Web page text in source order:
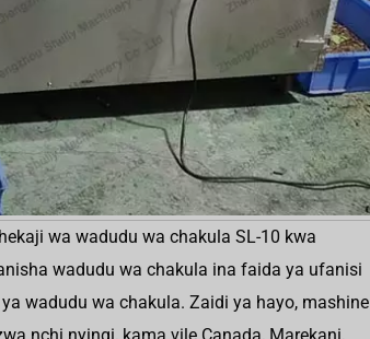
wa wadudu wa chakula SL-10 kwa
wadudu wa chakula ina faida ya ufanisi
wadudu wa chakula. Zaidi ya hayo, mashine